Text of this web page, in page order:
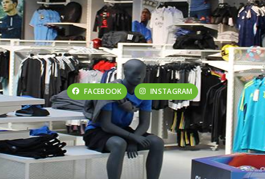
FACEBOOK INSTAGRAM